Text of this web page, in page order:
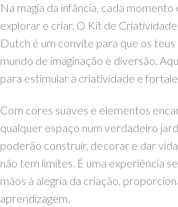
Na magia da infância, cada
explorar e criar. O Kit de
Dutch é um convite para que os
mundo de imaginação e diversão.
para estimular a criatividade e
Com cores suaves e elementos
qualquer espaço num verdadeiro
poderão construir, decorar e dar
não tem limites. É uma experiência
mãos à alegria da criação,
aprendizagem.